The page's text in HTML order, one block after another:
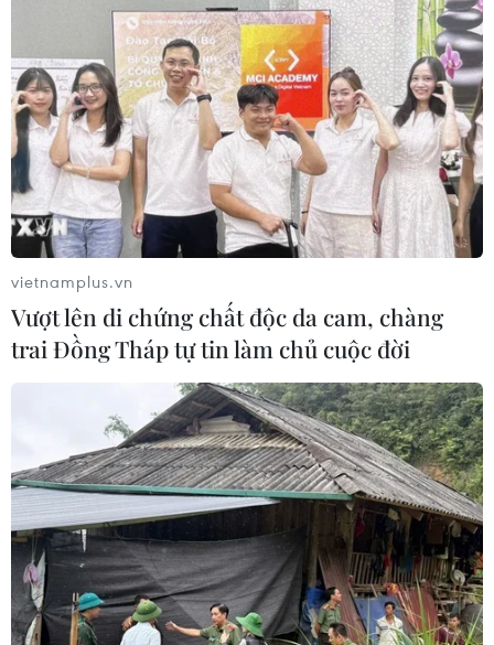
Động đất tại Nhật Bản: Các cơ quan
đại diện Việt Nam khẩn trương bảo
hộ công dân
29/07/2026 07:21
Động đất tại Nhật Bản: Một lao động
Việt Nam thiệt mạng tại Kumamoto
Động đất tại Nhật Bản: Chưa ghi
nhận thông tin công dân Việt Nam bị
thương vong
28/07/2026 22:51
Động đất tại Nhật Bản: Cộng đồng
người Việt vẫn an toàn
28/07/2026 13:49
vietnamplus.vn
Vượt lên di chứng chất độc da cam, chàng
trai Đồng Tháp tự tin làm chủ cuộc đời